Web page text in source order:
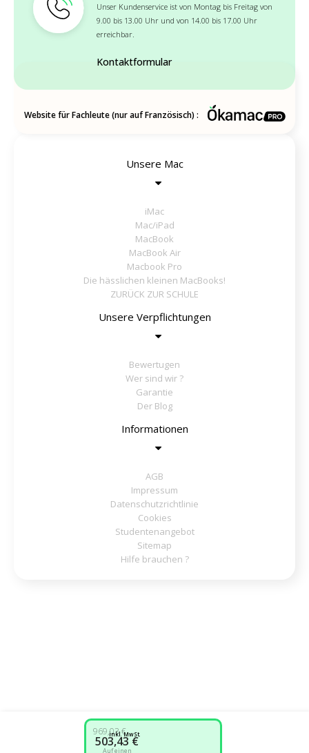
969,03 €
503,43 €
inkl. MwSt.
Auf einen
Unser Kundenservice ist von Montag bis Freitag von
9.00 bis 13.00 Uhr und von 14.00 bis 17.00 Uhr
erreichbar.
Kontaktformular
Website für Fachleute (nur auf Französisch) :
Unsere Mac
iMac
Mac/iPad
MacBook
MacBook Air
Macbook Pro
Die hässlichen kleinen MacBooks!
ZURÜCK ZUR SCHULE
Unsere Verpflichtungen
Bewertugen
Wer sind wir ?
Garantie
Der Blog
Informationen
AGB
Impressum
Datenschutzrichtlinie
Cookies
Studentenangebot
Sitemap
Hilfe brauchen ?